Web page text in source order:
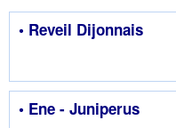
• Reveil Dijonnais
• Ene - Juniperus